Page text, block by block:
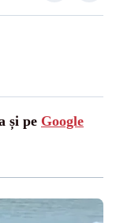
și pe Google